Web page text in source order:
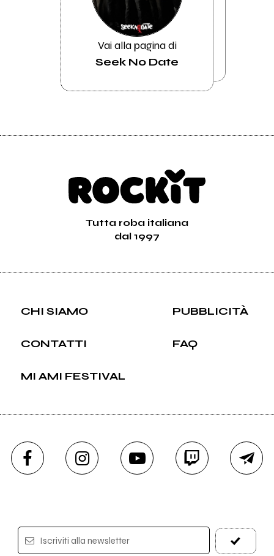
Vai alla pagina di
Seek No Date
Tutta roba italiana
dal 1997
CHI SIAMO PUBBLICITÀ
CONTATTI FAQ
MI AMI FESTIVAL
Iscriviti alla newsletter